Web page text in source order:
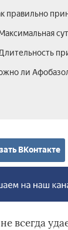
правильно
ли
ВКонтакте
всегда